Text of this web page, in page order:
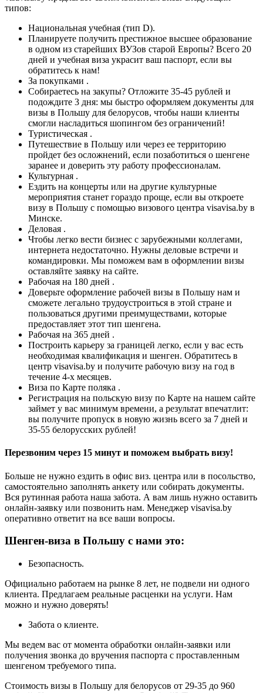
типов:
Национальная учебная (тип D).
Планируете получить престижное высшее образование
в одном из старейших ВУЗов старой Европы? Всего 20
дней и учебная виза украсит ваш паспорт, если вы
обратитесь к нам!
За покупками .
Собираетесь на закупы? Отложите 35-45 рублей и
подождите 3 дня: мы быстро оформляем документы для
визы в Польшу для белорусов, чтобы наши клиенты
смогли насладиться шопингом без ограничений!
Туристическая .
Путешествие в Польшу или через ее территорию
пройдет без осложнений, если позаботиться о шенгене
заранее и доверить эту работу профессионалам.
Культурная .
Ездить на концерты или на другие культурные
мероприятия станет гораздо проще, если вы откроете
визу в Польшу с помощью визового центра visavisa.by в
Минске.
Деловая .
Чтобы легко вести бизнес с зарубежными коллегами,
интернета недостаточно. Нужны деловые встречи и
командировки. Мы поможем вам в оформлении визы
оставляйте заявку на сайте.
Рабочая на 180 дней .
Доверьте оформление рабочей визы в Польшу нам и
сможете легально трудоустроиться в этой стране и
пользоваться другими преимуществами, которые
предоставляет этот тип шенгена.
Рабочая на 365 дней .
Построить карьеру за границей легко, если у вас есть
необходимая квалификация и шенген. Обратитесь в
центр visavisa.by и получите рабочую визу на год в
течение 4-х месяцев.
Виза по Карте поляка .
Регистрация на польскую визу по Карте на нашем сайте
займет у вас минимум времени, а результат впечатлит:
вы получите пропуск в новую жизнь всего за 7 дней и
35-55 белорусских рублей!
Перезвоним через 15 минут и поможем выбрать визу!
Больше не нужно ездить в офис виз. центра или в посольство,
самостоятельно заполнять анкету или собирать документы.
Вся рутинная работа наша забота. А вам лишь нужно оставить
онлайн-заявку или позвонить нам. Менеджер visavisa.by
оперативно ответит на все ваши вопросы.
Шенген-виза в Польшу с нами это:
Безопасность.
Официально работаем на рынке 8 лет, не подвели ни одного
клиента. Предлагаем реальные расценки на услуги. Нам
можно и нужно доверять!
Забота о клиенте.
Мы ведем вас от момента обработки онлайн-заявки или
получения звонка до вручения паспорта с проставленным
шенгеном требуемого типа.
Стоимость визы в Польшу для белорусов от 29-35 до 960